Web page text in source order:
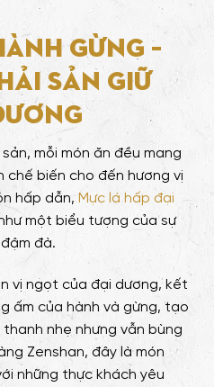
gừng –
sản giữ
mỗi món ăn đều mang
biến cho đến hương vị
hấp dẫn, Mực lá hấp đại
một biểu tượng của sự
đà.
vị ngọt của đại dương, kết
ấm của hành và gừng, tạo
nhẹ nhưng vẫn bùng
Zenshan, đây là món
những thực khách yêu